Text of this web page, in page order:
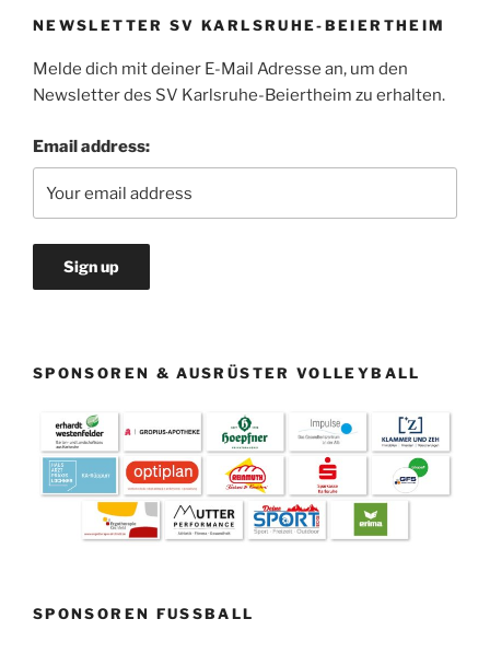
NEWSLETTER SV KARLSRUHE-BEIERTHEIM
Melde dich mit deiner E-Mail Adresse an, um den
Newsletter des SV Karlsruhe-Beiertheim zu erhalten.
Email address:
SPONSOREN & AUSRÜSTER VOLLEYBALL
SPONSOREN FUSSBALL